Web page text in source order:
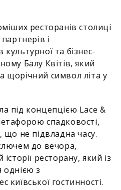
ресторанів столиці
і
культурної та бізнес-
Балу Квітів, який
щорічний символ літа у
під концепцією Lace &
спадковості,
що не підвладна часу.
до вечора,
ресторану, який із
однією з
київської гостинності.